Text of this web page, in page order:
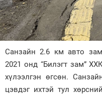
Энтертайнмэнт
Зурхай
Санзайн 2.6 км авто
2021 онд “Билэгт зам”
хүлээлгэн өгсөн.
цэвдэг ихтэй тул